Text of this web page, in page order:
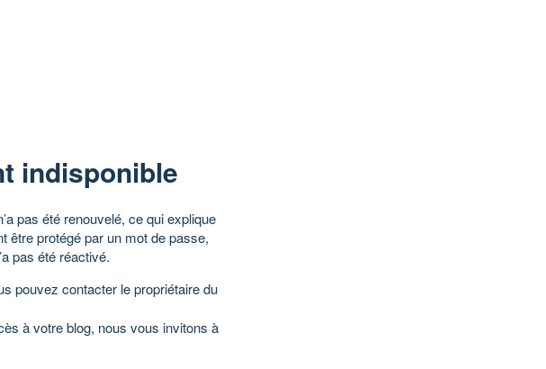
indisponible
pas été renouvelé, ce qui explique
être protégé par un mot de passe,
pas été réactivé.
pouvez contacter le propriétaire du
à votre blog, nous vous invitons à